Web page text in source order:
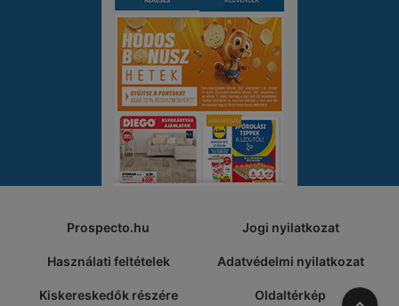
Prospecto.hu Jogi nyilatkozat
Használati feltételek Adatvédelmi nyilatkozat
Kiskereskedők részére Oldaltérkép A